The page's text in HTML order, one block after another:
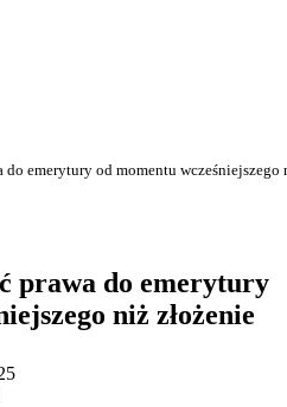
do emerytury od momentu wcześniejszego
prawa do emerytury
niż złożenie